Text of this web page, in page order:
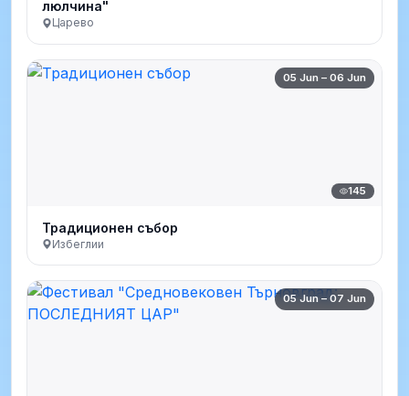
люлчина"
Царево
05 Jun – 06 Jun
145
Традиционен събор
Избеглии
05 Jun – 07 Jun